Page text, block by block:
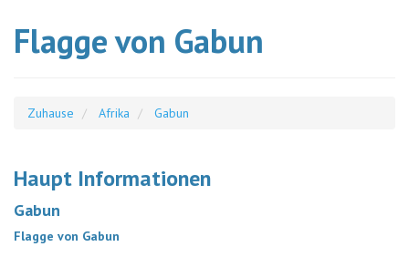
Flagge von Gabun
Zuhause Afrika Gabun
Haupt Informationen
Gabun
Flagge von Gabun